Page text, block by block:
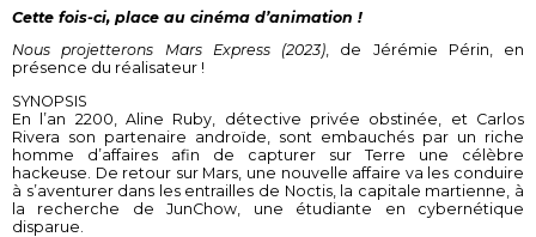
Cette fois-ci, place au cinéma d’animation !
Nous projetterons Mars Express (2023), de Jérémie Périn, en
présence du réalisateur !
SYNOPSIS
En l’an 2200, Aline Ruby, détective privée obstinée, et Carlos
Rivera son partenaire androïde, sont embauchés par un riche
homme d’affaires afin de capturer sur Terre une célèbre
hackeuse. De retour sur Mars, une nouvelle affaire va les conduire
à s’aventurer dans les entrailles de Noctis, la capitale martienne, à
la recherche de JunChow, une étudiante en cybernétique
disparue.